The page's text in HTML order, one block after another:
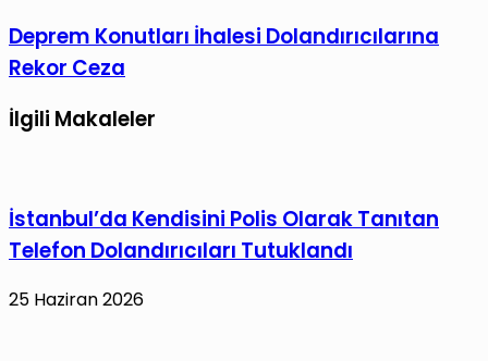
Bankalarının
Kararlarına
Odaklandı
Deprem
Konutları
Dolandırıcılarına
Deprem Konutları İhalesi Dolandırıcılarına
Rekor Ceza
İlgili Makaleler
İstanbul’da Kendisini Polis Olarak Tanıtan
Telefon Dolandırıcıları Tutuklandı
25 Haziran 2026